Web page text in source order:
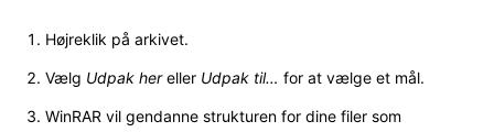
Højreklik på arkivet.
Vælg Udpak hereller Udpak til… for at vælge et mål.
WinRAR vil gendanne strukturen for dine filer som